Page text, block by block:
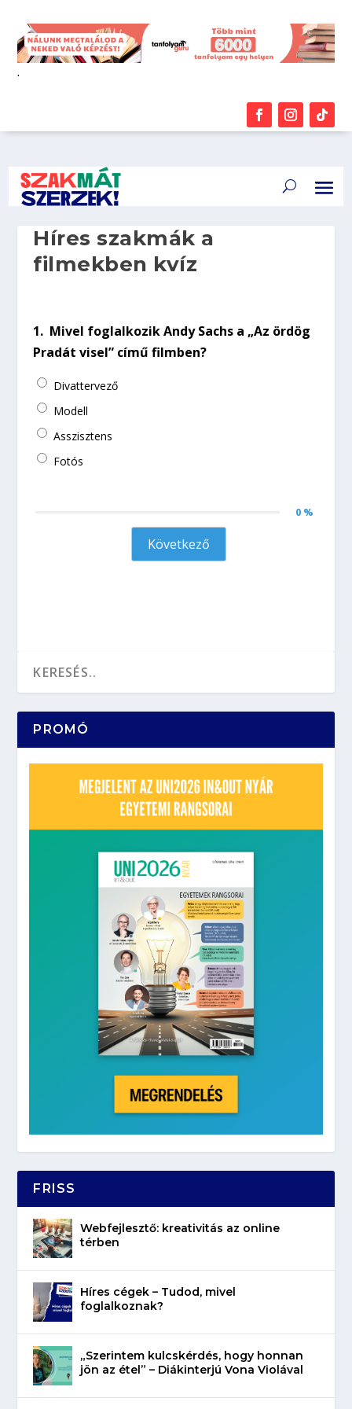
.
Híres szakmák a
filmekben kvíz
1. Mivel foglalkozik Andy Sachs a „Az ördög
Pradát visel” című filmben?
Divattervező
Modell
Asszisztens
Fotós
0 %
Következő
PROMÓ
FRISS
Webfejlesztő: kreativitás az online
térben
Híres cégek – Tudod, mivel
foglalkoznak?
„Szerintem kulcskérdés, hogy honnan
jön az étel” – Diákinterjú Vona Violával